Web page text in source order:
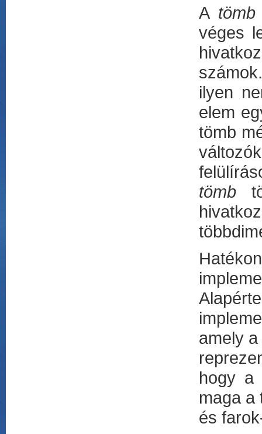
A tömb
véges
ilyen
elem
tömb
tömb
amely
hogy a
maga a
és